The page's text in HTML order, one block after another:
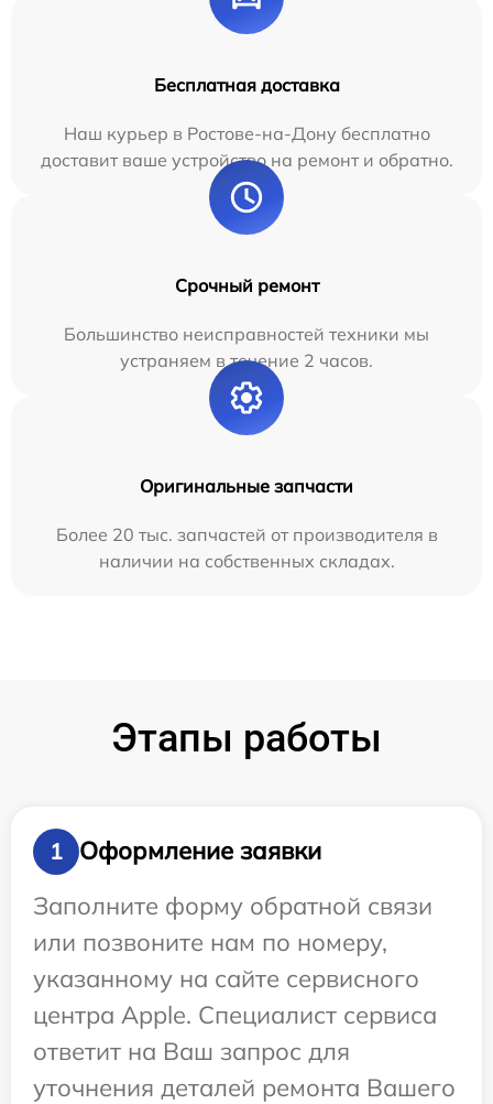
Бесплатная доставка
Наш курьер в Ростове-на-Дону бесплатно
доставит ваше устройство на ремонт и обратно.
Срочный ремонт
Большинство неисправностей техники мы
устраняем в течение 2 часов.
Оригинальные запчасти
Более 20 тыс. запчастей от производителя в
наличии на собственных складах.
Этапы работы
1
Оформление заявки
Заполните форму обратной связи
или позвоните нам по номеру,
указанному на сайте сервисного
центра Apple. Специалист сервиса
ответит на Ваш запрос для
уточнения деталей ремонта Вашего